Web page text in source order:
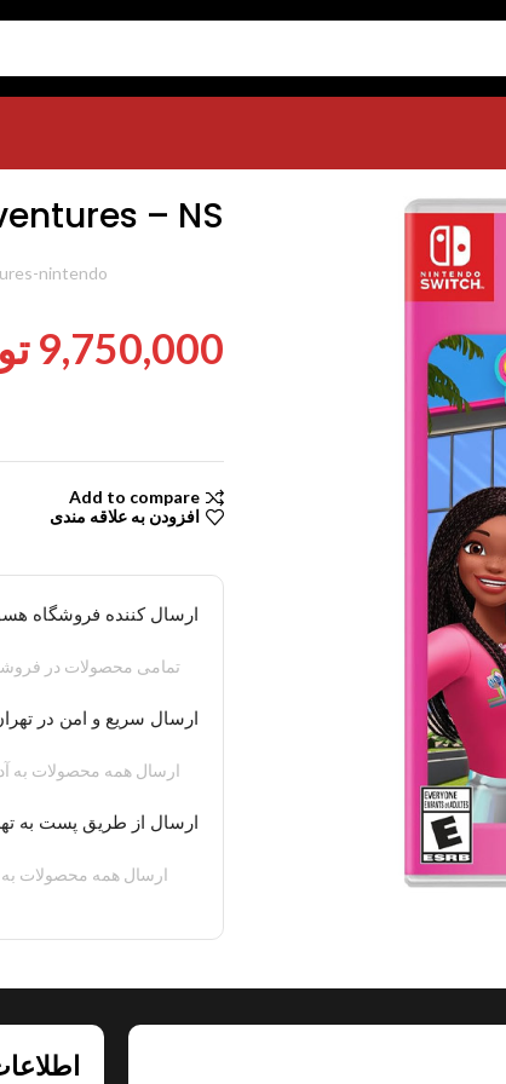
– NS
nintendo
9,750,000
Add to compare
افزودن به علاقه مندی
ارسال کننده فروشگاه
تمامی محصولات در
ارسال سریع و امن در
ارسال همه محصولات به
ارسال از طریق پست به
ارسال همه محصولات